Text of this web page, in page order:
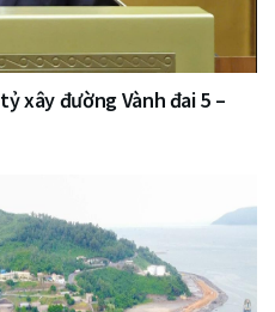
xây đường Vành đai 5 –